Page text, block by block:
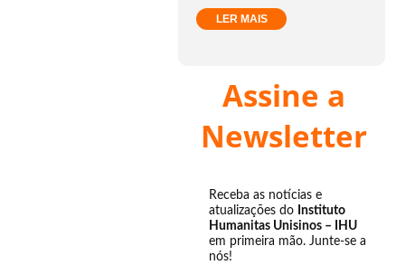
LER MAIS
Assine a
Newsletter
Receba as notícias e
atualizações do Instituto
Humanitas Unisinos – IHU
em primeira mão. Junte-se a
nós!